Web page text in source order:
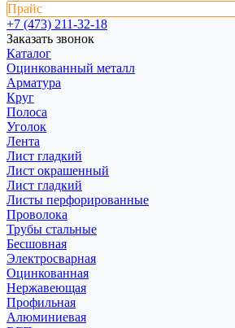
Прайс
+7 (473) 211-32-18
Заказать звонок
Каталог
Оцинкованный металл
Арматура
Круг
Полоса
Уголок
Лента
Лист гладкий
Лист окрашенный
Лист гладкий
Листы перфорированные
Проволока
Трубы стальные
Бесшовная
Электросварная
Оцинкованная
Нержавеющая
Профильная
Алюминиевая